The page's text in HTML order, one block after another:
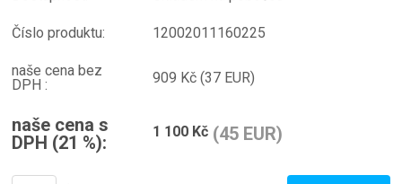
Číslo produktu: 12002011160225
naše cena bez
DPH :
909 Kč (37 EUR)
naše cena s
DPH (21 %):
1 100 Kč (45 EUR)